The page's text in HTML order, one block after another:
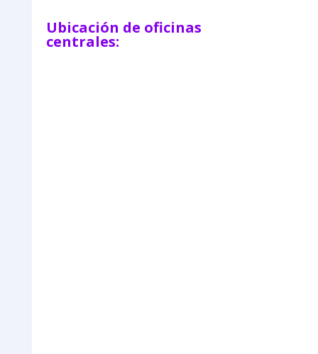
Ubicación de oficinas
centrales: